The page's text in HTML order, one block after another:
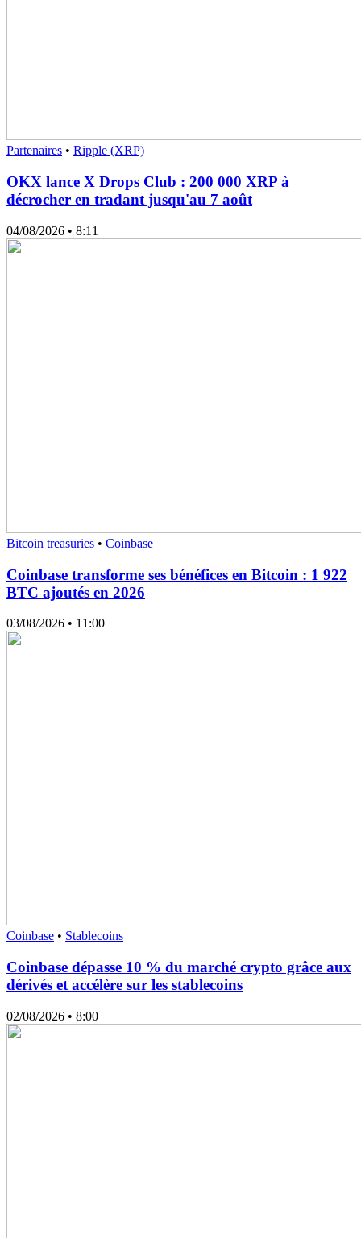
Partenaires • Ripple (XRP)
OKX lance X Drops Club : 200 000 XRP à
décrocher en tradant jusqu'au 7 août
04/08/2026 • 8:11
Bitcoin treasuries • Coinbase
Coinbase transforme ses bénéfices en Bitcoin : 1 922
BTC ajoutés en 2026
03/08/2026 • 11:00
Coinbase • Stablecoins
Coinbase dépasse 10 % du marché crypto grâce aux
dérivés et accélère sur les stablecoins
02/08/2026 • 8:00